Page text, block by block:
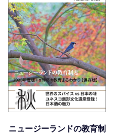
ニュージーランドの教育制